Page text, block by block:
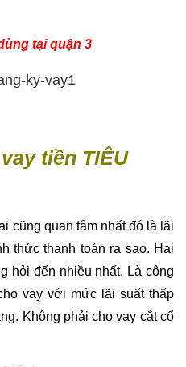
tại quận 3
tiền TIÊU
cũng quan tâm nhất đó là lãi
thức thanh toán ra sao. Hai
hỏi đến nhiều nhất. Là công
vay với mức lãi suất thấp
Không phải cho vay cắt cổ